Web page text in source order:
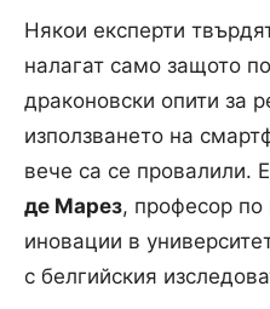
Някои експерти
налагат само защото
драконовски опити за
използването на
вече са се провалили.
де Марез, професор по
иновации в
с белгийския